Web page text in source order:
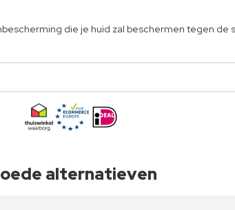
die je huid zal beschermen tegen de
alternatieven